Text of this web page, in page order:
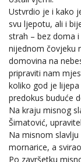
Ustvrdio je i kako
svu ljepotu, ali i
strah – bez doma
nijednom čovjeku
domovina na
pripraviti nam
koliko god je
predokus buduće
Na kraju misnog
Šimatović,
Na misnom slavlju
mornarice, a
Po završetku